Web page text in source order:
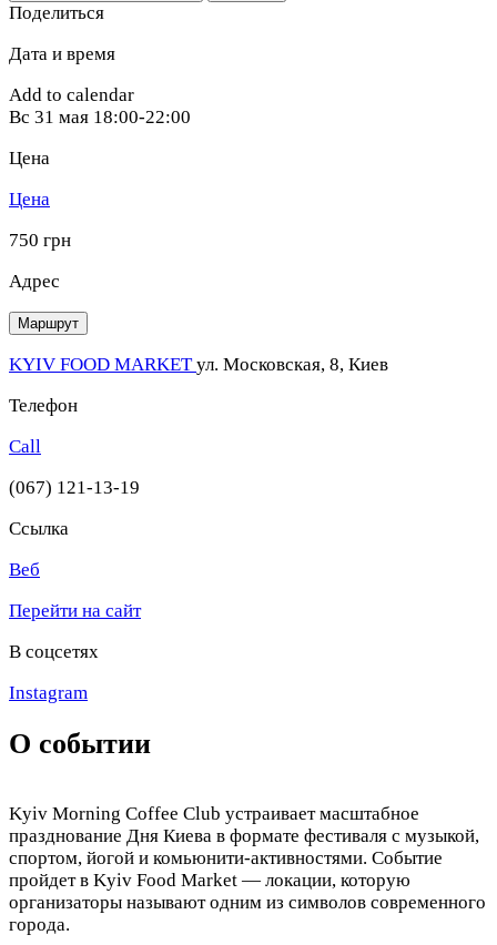
Поделиться
Дата и время
Add to calendar
Вс 31 мая 18:00-22:00
Цена
Цена
750 грн
Адрес
Маршрут
KYIV FOOD MARKETул. Московская, 8, Киев
Телефон
Call
(067) 121-13-19
Ссылка
Веб
Перейти на сайт
В соцсетях
Instagram
О событии
Kyiv Morning Coffee Club устраивает масштабное
празднование Дня Киева в формате фестиваля с музыкой,
спортом, йогой и комьюнити-активностями. Событие
пройдет в Kyiv Food Market — локации, которую
организаторы называют одним из символов современного
города.